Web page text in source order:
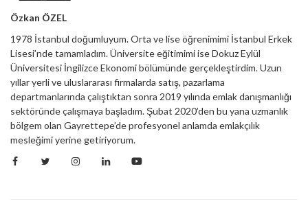
Özkan ÖZEL
1978 İstanbul doğumluyum. Orta ve lise öğrenimimi İstanbul Erkek
Lisesi’nde tamamladım. Üniversite eğitimimi ise Dokuz Eylül
Üniversitesi İngilizce Ekonomi bölümünde gerçekleştirdim. Uzun
yıllar yerli ve uluslararası firmalarda satış, pazarlama
departmanlarında çalıştıktan sonra 2019 yılında emlak danışmanlığı
sektöründe çalışmaya başladım. Şubat 2020’den bu yana uzmanlık
bölgem olan Gayrettepe’de profesyonel anlamda emlakçılık
mesleğimi yerine getiriyorum.